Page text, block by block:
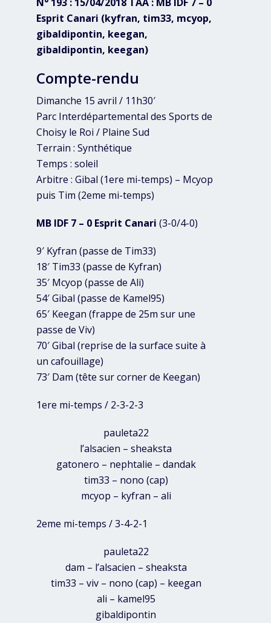
Esprit Canari (kyfran, tim33, mcyop,
gibaldipontin, keegan,
gibaldipontin, keegan)
Compte-rendu
Dimanche 15 avril / 11h30′
Parc Interdépartemental des Sports de
Choisy le Roi / Plaine Sud
Terrain : Synthétique
Temps : soleil
Arbitre : Gibal (1ere mi-temps) – Mcyop
puis Tim (2eme mi-temps)
MB IDF 7 – 0 Esprit Canari (3-0/4-0)
9′ Kyfran (passe de Tim33)
18′ Tim33 (passe de Kyfran)
35′ Mcyop (passe de Ali)
54′ Gibal (passe de Kamel95)
65′ Keegan (frappe de 25m sur une
passe de Viv)
70′ Gibal (reprise de la surface suite à
un cafouillage)
73′ Dam (tête sur corner de Keegan)
1ere mi-temps / 2-3-2-3
pauleta22
l’alsacien – sheaksta
gatonero – nephtalie – dandak
tim33 – nono (cap)
mcyop – kyfran – ali
2eme mi-temps / 3-4-2-1
pauleta22
dam – l’alsacien – sheaksta
tim33 – viv – nono (cap) – keegan
ali – kamel95
gibaldipontin